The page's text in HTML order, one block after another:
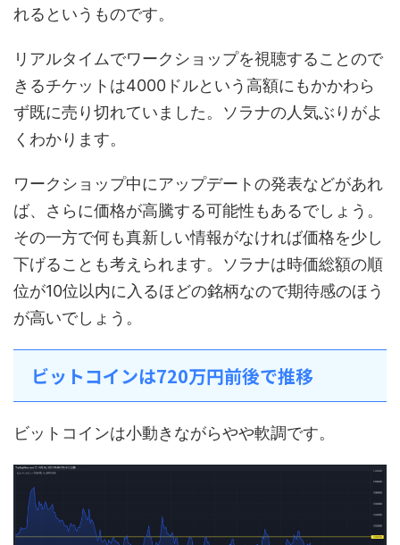
れるというものです。
リアルタイムでワークショップを視聴することので
きるチケットは4000ドルという高額にもかかわら
ず既に売り切れていました。ソラナの人気ぶりがよ
くわかります。
ワークショップ中にアップデートの発表などがあれ
ば、さらに価格が高騰する可能性もあるでしょう。
その一方で何も真新しい情報がなければ価格を少し
下げることも考えられます。ソラナは時価総額の順
位が10位以内に入るほどの銘柄なので期待感のほう
が高いでしょう。
ビットコインは720万円前後で推移
ビットコインは小動きながらやや軟調です。